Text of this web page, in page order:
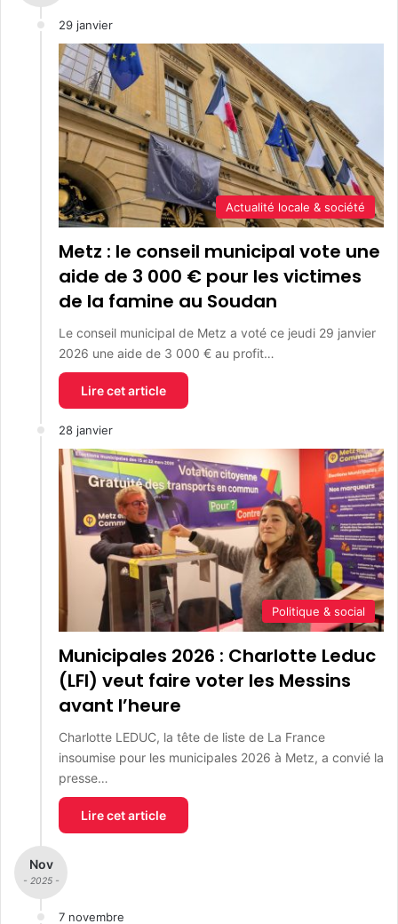
29 janvier
Actualité locale & société
Metz : le conseil municipal vote une
aide de 3 000 € pour les victimes
de la famine au Soudan
Le conseil municipal de Metz a voté ce jeudi 29 janvier
2026 une aide de 3 000 € au profit…
Lire cet article
28 janvier
Politique & social
Municipales 2026 : Charlotte Leduc
(LFI) veut faire voter les Messins
avant l’heure
Charlotte LEDUC, la tête de liste de La France
insoumise pour les municipales 2026 à Metz, a convié la
presse…
Lire cet article
Nov
- 2025 -
7 novembre